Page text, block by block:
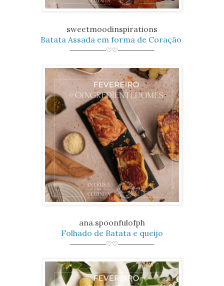
sweetmoodinspirations
Batata Assada em forma de Coração
────────♡♡────────
ana.spoonfulofph
Folhado de Batata e queijo
────────♡♡────────